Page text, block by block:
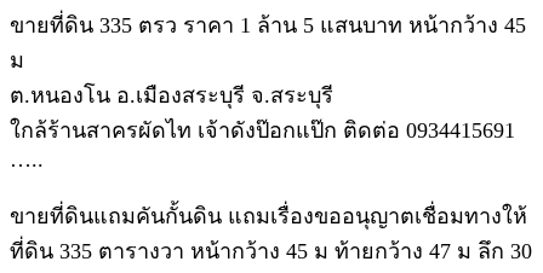
ขายที่ดิน 335 ตรว ราคา 1 ล้าน 5 แสนบาท หน้ากว้าง 45
ม
ต.หนองโน อ.เมืองสระบุรี จ.สระบุรี
ใกล้ร้านสาครผัดไท เจ้าดังป๊อกแป๊ก ติดต่อ 0934415691
…..
ขายที่ดินแถมคันกั้นดิน แถมเรื่องขออนุญาตเชื่อมทางให้
ที่ดิน 335 ตารางวา หน้ากว้าง 45 ม ท้ายกว้าง 47 ม ลึก 30